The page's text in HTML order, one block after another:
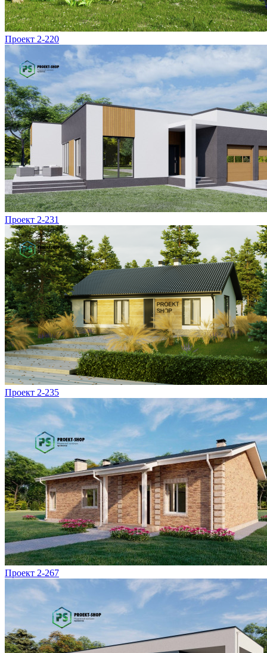
Проект 2-220
Проект 2-231
Проект 2-235
Проект 2-267